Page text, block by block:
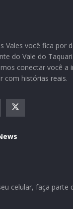
Vales você fica por
do Vale do
conectar você a
com histórias reais.
celular, faça parte